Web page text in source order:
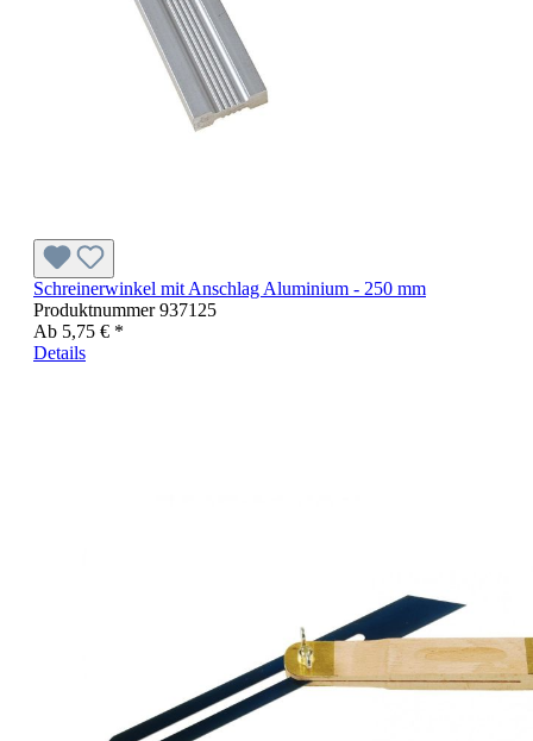
Schreinerwinkel mit Anschlag Aluminium - 250 mm
Produktnummer937125
Ab 5,75 € *
Details